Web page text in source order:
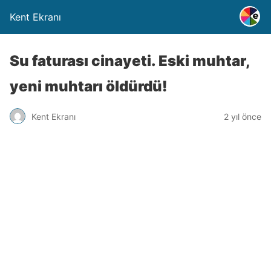
Kent Ekranı
Su faturası cinayeti. Eski muhtar,
yeni muhtarı öldürdü!
Kent Ekranı 2 yıl önce